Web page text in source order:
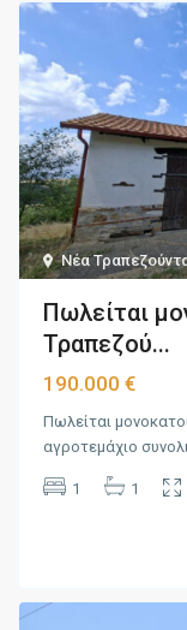
Νέα
Πωλείται
Τραπεζού...
190.000 €
Πωλείται
αγροτεμάχιο
1 1